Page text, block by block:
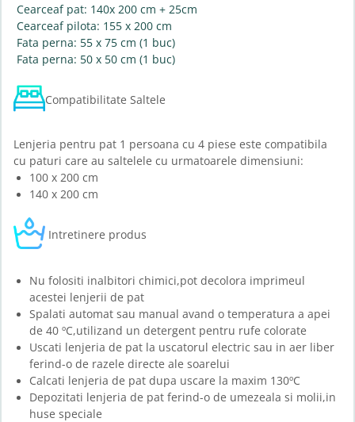
Cearceaf pat: 140x 200 cm + 25cm
Cearceaf pilota: 155 x 200 cm
Fata perna: 55 x 75 cm (1 buc)
Fata perna: 50 x 50 cm (1 buc)
Compatibilitate Saltele
Lenjeria pentru pat 1 persoana cu 4 piese este compatibila
cu paturi care au saltelele cu urmatoarele dimensiuni:
100 x 200 cm
140 x 200 cm
Intretinere produs
Nu folositi inalbitori chimici,pot decolora imprimeul
acestei lenjerii de pat
Spalati automat sau manual avand o temperatura a apei
de 40 ºC,utilizand un detergent pentru rufe colorate
Uscati lenjeria de pat la uscatorul electric sau in aer liber
ferind-o de razele directe ale soarelui
Calcati lenjeria de pat dupa uscare la maxim 130ºC
Depozitati lenjeria de pat ferind-o de umezeala si molii,in
huse speciale